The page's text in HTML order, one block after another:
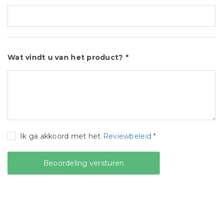
Wat vindt u van het product? *
Ik ga akkoord met het Reviewbeleid *